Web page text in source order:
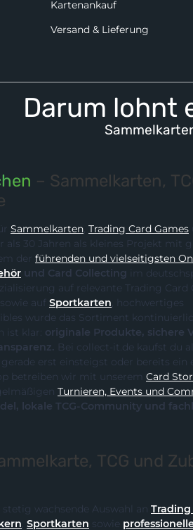
Kartenankauf
Versand & Lieferung
Darum lohnt
– Sammelkarten,
Sammelkarten, Trading Card Games
als 30 Jahren als kleines Projekt mit
der führenden und vielseitigsten
und Card Collecting
im
Raum entwickelt. Durch die klare Spezialisierung auf relevante
sowie auf Sportkarten , hochwertiges
ist klar: originale Produkte, sichere Verpackung,
Bei collect-it.de kaufst du als Sammler,
Shop betreiben wir mit unserem
Card
Turnieren, Events und Community-
fachliche
TCG und
wachsende Auswahl an Trading Card
, Sportkarten sowie